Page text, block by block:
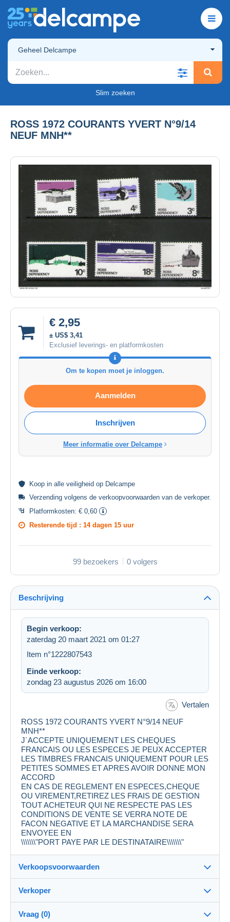
Geheel Delcampe
Slim zoeken
ROSS 1972 COURANTS YVERT N°9/14
NEUF MNH**
€ 2,95
± US$ 3,41
Exclusief leverings- en platformkosten
Om te kopen moet je inloggen.
Aanmelden
Inschrijven
Meer informatie over Delcampe
Koop in alle veiligheid op Delcampe
Verzending volgens de verkoopvoorwaarden van de verkoper.
Platformkosten: € 0,60
Resterende tijd : 14 dagen 15 uur
99 bezoekers 0 volgers
Beschrijving
Begin verkoop:
zaterdag 20 maart 2021 om 01:27
Item n°1222807543
Einde verkoop:
zondag 23 augustus 2026 om 16:00
Vertalen
ROSS 1972 COURANTS YVERT N°9/14 NEUF
MNH**
J´ACCEPTE UNIQUEMENT LES CHEQUES
FRANCAIS OU LES ESPECES JE PEUX ACCEPTER
LES TIMBRES FRANCAIS UNIQUEMENT POUR LES
PETITES SOMMES ET APRES AVOIR DONNE MON
ACCORD
EN CAS DE REGLEMENT EN ESPECES,CHEQUE
OU VIREMENT,RETIREZ LES FRAIS DE GESTION
TOUT ACHETEUR QUI NE RESPECTE PAS LES
CONDITIONS DE VENTE SE VERRA NOTE DE
FACON NEGATIVE ET LA MARCHANDISE SERA
ENVOYEE EN
\\\\\\\"PORT PAYE PAR LE DESTINATAIRE\\\\\\\"
Verkoopsvoorwaarden
Bestemming:
Zie de lijst van landen
Verkoper
Vraag (0)